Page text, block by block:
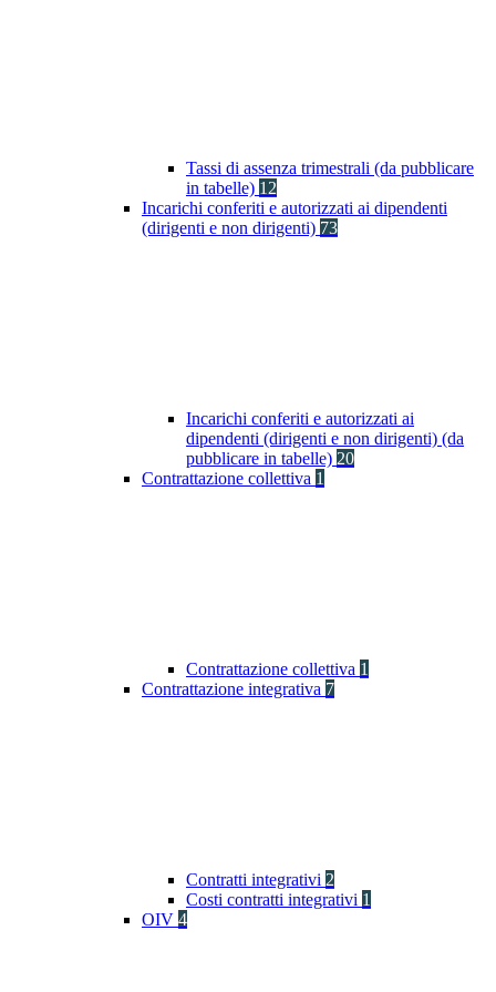
Tassi di assenza trimestrali (da pubblicare
in tabelle) 12
Incarichi conferiti e autorizzati ai dipendenti
(dirigenti e non dirigenti) 73
Incarichi conferiti e autorizzati ai
dipendenti (dirigenti e non dirigenti) (da
pubblicare in tabelle) 20
Contrattazione collettiva 1
Contrattazione collettiva 1
Contrattazione integrativa 7
Contratti integrativi 2
Costi contratti integrativi 1
OIV 4